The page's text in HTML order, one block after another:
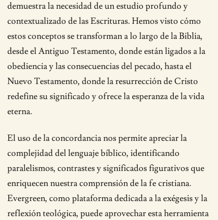
demuestra la necesidad de un estudio profundo y
contextualizado de las Escrituras. Hemos visto cómo
estos conceptos se transforman a lo largo de la Biblia,
desde el Antiguo Testamento, donde están ligados a la
obediencia y las consecuencias del pecado, hasta el
Nuevo Testamento, donde la resurrección de Cristo
redefine su significado y ofrece la esperanza de la vida
eterna.
El uso de la concordancia nos permite apreciar la
complejidad del lenguaje bíblico, identificando
paralelismos, contrastes y significados figurativos que
enriquecen nuestra comprensión de la fe cristiana.
Evergreen, como plataforma dedicada a la exégesis y la
reflexión teológica, puede aprovechar esta herramienta